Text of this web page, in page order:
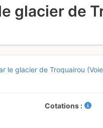
glacier de
le glacier de Troquairou
Cotations